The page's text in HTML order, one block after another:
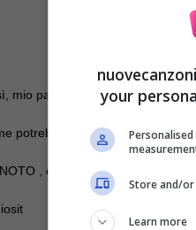
mio padre canterà la canzone di
potrebbe a 1 anno?!), battendo
, canzone originale del
your
Store and/or
Learn more